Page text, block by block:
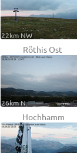
22km NW
Röthis Ost
26km N
Hochhamm